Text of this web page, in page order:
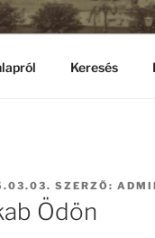
Keresés
SZERZŐ:
Ödön